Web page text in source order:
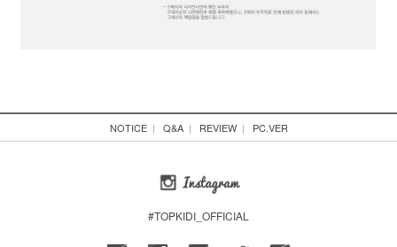
NOTICE| Q&A| REVIEW| PC.VER
#TOPKIDI_OFFICIAL